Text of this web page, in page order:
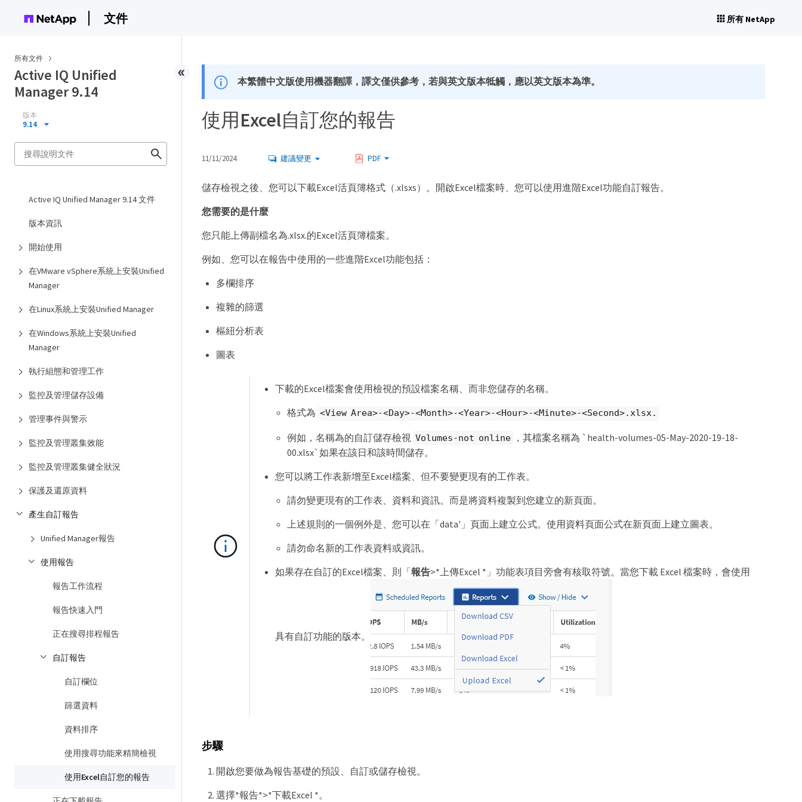
文件 所有 NetApp
所有文件
Active IQ Unified
Manager 9.14
版本
9.14
Active IQ Unified Manager 9.14 文件
版本資訊
開始使用
在VMware vSphere系統上安裝Unified
Manager
在Linux系統上安裝Unified Manager
在Windows系統上安裝Unified
Manager
執行組態和管理工作
監控及管理儲存設備
管理事件與警示
監控及管理叢集效能
監控及管理叢集健全狀況
保護及還原資料
產生自訂報告
Unified Manager報告
使用報告
報告工作流程
報告快速入門
正在搜尋排程報告
自訂報告
自訂欄位
篩選資料
資料排序
使用搜尋功能來精簡檢視
使用Excel自訂您的報告
本繁體中文版使用機器翻譯，譯文僅供參考，若與英文版本牴觸，應以英文版本為準。
使用Excel自訂您的報告
11/11/2024 建議變更 PDF
儲存檢視之後、您可以下載Excel活頁簿格式（.xlsxs）。開啟Excel檔案時、您可以使用進階Excel功能自訂報告。
您需要的是什麼
您只能上傳副檔名為.xlsx.的Excel活頁簿檔案。
例如、您可以在報告中使用的一些進階Excel功能包括：
多欄排序
複雜的篩選
樞紐分析表
圖表
下載的Excel檔案會使用檢視的預設檔案名稱、而非您儲存的名稱。
格式為 <View Area>-<Day>-<Month>-<Year>-<Hour>-<Minute>-<Second>.xlsx.
例如，名稱為的自訂儲存檢視 Volumes-not online
，其檔案名稱為 `health-volumes-05-May-2020-19-18-
00.xlsx`如果在該日和該時間儲存。
您可以將工作表新增至Excel檔案、但不要變更現有的工作表。
請勿變更現有的工作表、資料和資訊。而是將資料複製到您建立的新頁面。
上述規則的一個例外是、您可以在「data'」頁面上建立公式。使用資料頁面公式在新頁面上建立圖表。
請勿命名新的工作表資料或資訊。
如果存在自訂的Excel檔案、則「報告>*上傳Excel *」功能表項目旁會有核取符號。當您下載 Excel 檔案時，會使用
具有自訂功能的版本。
步驟
開啟您要做為報告基礎的預設、自訂或儲存檢視。
選擇*報告*>*下載Excel *。